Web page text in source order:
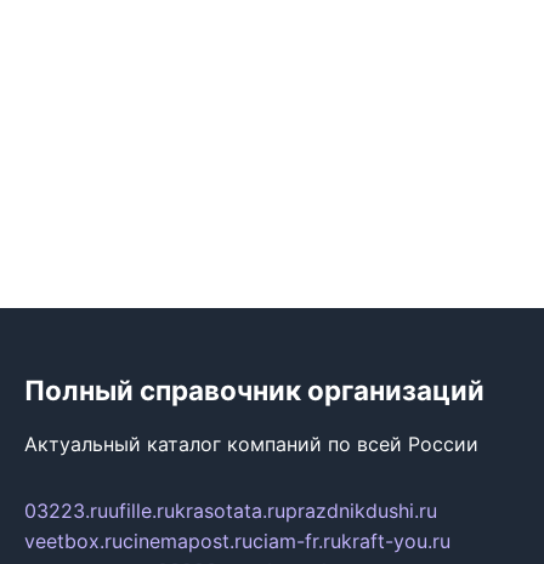
Полный справочник организаций
Актуальный каталог компаний по всей России
03223.ruufille.rukrasotata.ruprazdnikdushi.ru
veetbox.rucinemapost.ruciam-fr.rukraft-you.ru